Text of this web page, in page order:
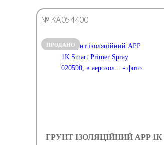
ПРОДАНО
№ КА054400
ГРУНТ ІЗОЛЯЦІЙНИЙ APP 1К